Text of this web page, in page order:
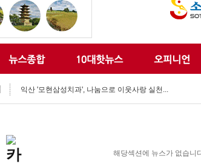
익산, 머무는 농촌 관광으로 활력 되찾는다...
전국 문화도시, 익산서 지속가능한 미래 해법 모색...
익산시, 시민 중심 중장기 복지계획 마련 박차...
익산시, 고립가구 발굴·지원 역량강화...
익산시, 8월 안전점검의 날 민관 합동 캠페인 펼쳐...
익산 '모현삼성치과', 나눔으로 이웃사랑 실천...
전북은행, 익산 취약계층의 시원한 여름나기 지원...
해당섹션에 뉴스가 없습니